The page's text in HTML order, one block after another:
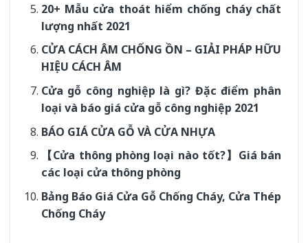
20+ Mẫu cửa thoát hiểm chống cháy chất
lượng nhất 2021
CỬA CÁCH ÂM CHỐNG ỒN – GIẢI PHÁP HỮU
HIỆU CÁCH ÂM
Cửa gỗ công nghiệp là gì? Đặc điểm phân
loại và báo giá cửa gỗ công nghiệp 2021
BÁO GIÁ CỬA GỖ VÀ CỬA NHỰA
【Cửa thông phòng loại nào tốt?】Giá bán
các loại cửa thông phòng
Bảng Báo Giá Cửa Gỗ Chống Cháy, Cửa Thép
Chống Cháy